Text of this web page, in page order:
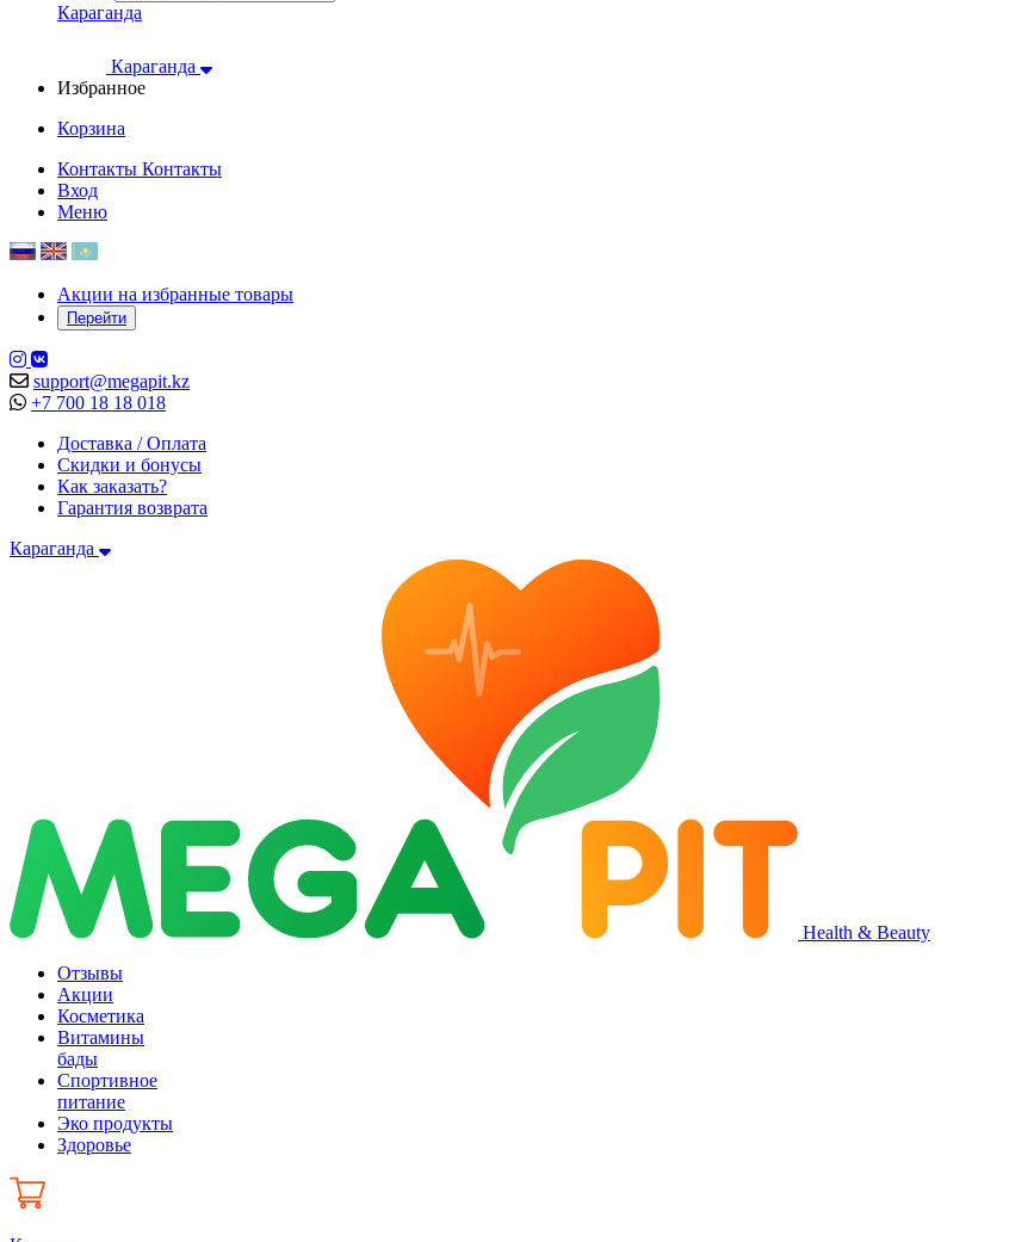
Караганда
Караганда
Избранное
Корзина
Контакты Контакты
Вход
Меню
Акции на избранные товары
Перейти
support@megapit.kz
+7 700 18 18 018
Доставка / Оплата
Скидки и бонусы
Как заказать?
Гарантия возврата
Караганда
Health & Beauty
Отзывы
Акции
Косметика
Витамины
бады
Спортивное
питание
Эко продукты
Здоровье